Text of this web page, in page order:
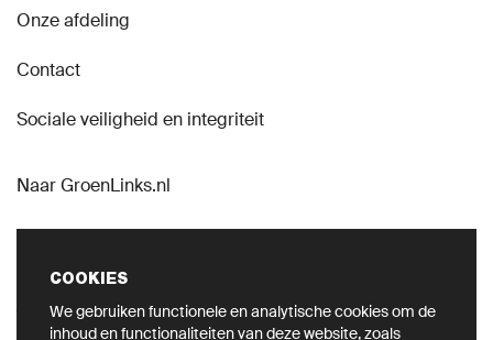
COOKIES
We gebruiken functionele en analytische cookies om de
inhoud en functionaliteiten van deze website, zoals
Onze afdeling
Contact
Sociale veiligheid en integriteit
Naar GroenLinks.nl
VOLG ONS OP SOCIAL